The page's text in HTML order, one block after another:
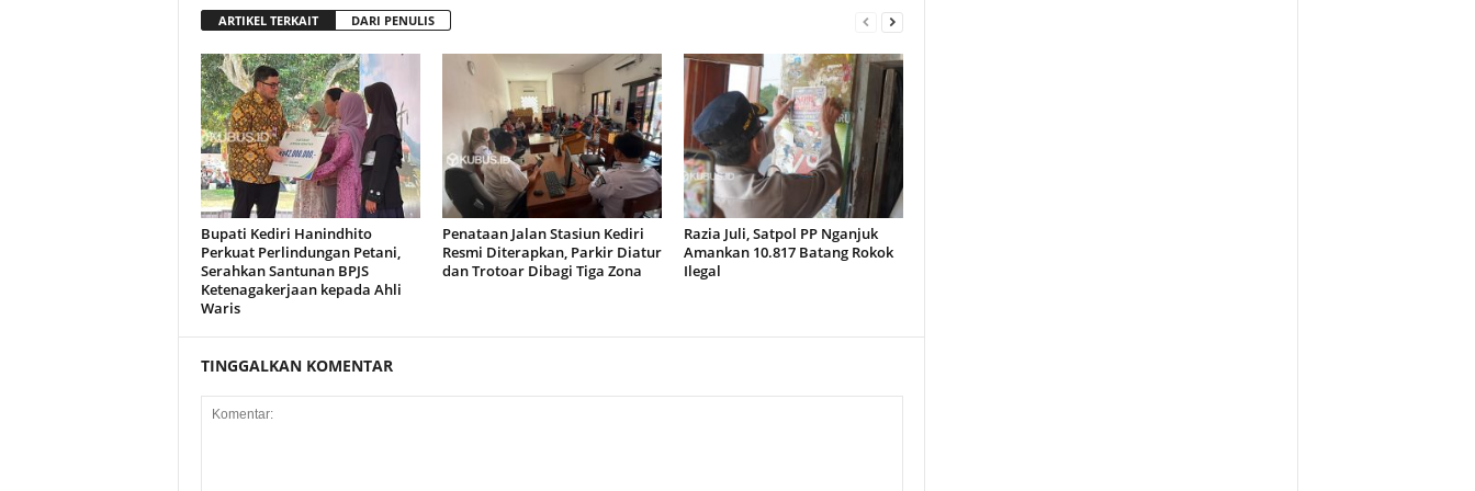
ARTIKEL TERKAIT DARI PENULIS
Bupati Kediri Hanindhito
Perkuat Perlindungan Petani,
Serahkan Santunan BPJS
Ketenagakerjaan kepada Ahli
Waris
Penataan Jalan Stasiun Kediri
Resmi Diterapkan, Parkir Diatur
dan Trotoar Dibagi Tiga Zona
Razia Juli, Satpol PP Nganjuk
Amankan 10.817 Batang Rokok
Ilegal
TINGGALKAN KOMENTAR